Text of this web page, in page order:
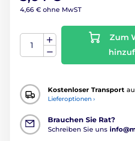
4,66 € ohne MwST
Zum
Kostenloser Transport
Lieferoptionen ›
Brauchen Sie Rat?
Schreiben Sie uns